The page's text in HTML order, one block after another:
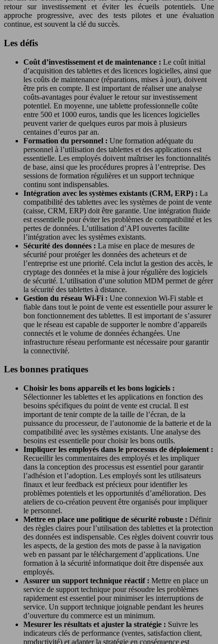
retour sur investissement et éviter les écueils potentiels. Une
approche progressive, avec des tests pilotes et une évaluation
continue, est souvent la clé du succès.
Les défis
Coût d’investissement et de maintenance : Le coût initial
d’acquisition des tablettes et des licences logicielles, ainsi que
les coûts de maintenance (réparations, mises à jour), doivent
être pris en compte. Il est important de réaliser une analyse
coûts-avantages pour évaluer le retour sur investissement
potentiel. En moyenne, une tablette professionnelle coûte
entre 500 et 1000 euros, tandis que les licences logicielles
peuvent varier de quelques euros par mois à plusieurs
centaines d’euros par an.
Formation du personnel : Une formation adéquate du
personnel à l’utilisation des tablettes et des applications est
essentielle. Les employés doivent maîtriser les fonctionnalités
de base, ainsi que les procédures propres à l’entreprise. Des
sessions de formation régulières et un support technique
continu sont indispensables.
Intégration avec les systèmes existants (CRM, ERP) : La
compatibilité des tablettes avec les systèmes de point de vente
(caisse, CRM, ERP) doit être garantie. Une intégration fluide
est essentielle pour éviter les problèmes de compatibilité et les
pertes de données. L’utilisation d’API ouvertes facilite
l’intégration avec les systèmes existants.
Sécurité des données : La mise en place de mesures de
sécurité pour protéger les données des acheteurs et de
l’entreprise est une priorité. Cela inclut la gestion des accès, le
cryptage des données et la mise à jour régulière des logiciels
de sécurité. L’utilisation d’une solution MDM permet de gérer
la sécurité des tablettes à distance.
Gestion du réseau Wi-Fi : Une connexion Wi-Fi stable et
fiable dans tout le point de vente est essentielle pour assurer le
bon fonctionnement des tablettes. Il est important de s’assurer
que le réseau est capable de supporter le nombre d’appareils
connectés et le volume de données échangées. Une
infrastructure réseau performante est nécessaire pour garantir
la connectivité.
Les bonnes pratiques
Choisir les bons appareils et les bons logiciels :
Sélectionner les tablettes et les applications en fonction des
besoins spécifiques du point de vente est crucial. Il est
important de tenir compte de la taille de l’écran, de la
puissance du processeur, de l’autonomie de la batterie et de la
compatibilité avec les systèmes existants. Une analyse des
besoins est essentielle pour choisir les bons outils.
Impliquer les employés dans le processus de déploiement :
Recueillir les commentaires des employés et les impliquer
dans la conception des processus est essentiel pour garantir
l’adhésion et l’adoption. Les employés sont les utilisateurs
finaux et leur feedback est précieux pour identifier les
problèmes potentiels et les opportunités d’amélioration. Des
ateliers de co-création peuvent être organisés pour impliquer
le personnel.
Mettre en place une politique de sécurité robuste : Définir
des règles claires pour l’utilisation des tablettes et la protection
des données est indispensable. Ces règles doivent couvrir tous
les aspects, de la gestion des mots de passe à la navigation
web en passant par le téléchargement d’applications. Une
formation à la sécurité informatique doit être dispensée aux
employés.
Assurer un support technique réactif : Mettre en place un
service de support technique pour résoudre les problèmes
rapidement est essentiel pour minimiser les interruptions de
service. Un support technique joignable pendant les heures
d’ouverture du commerce est un minimum.
Mesurer les résultats et ajuster la stratégie : Suivre les
indicateurs clés de performance (ventes, satisfaction client,
productivité) et adapter la stratégie en conséquence est